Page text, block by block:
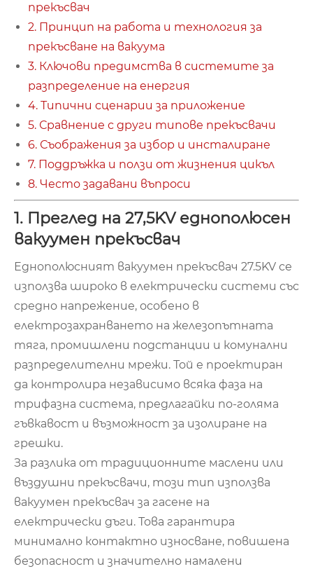
прекъсвач
2. Принцип на работа и технология за
прекъсване на вакуума
3. Ключови предимства в системите за
разпределение на енергия
4. Типични сценарии за приложение
5. Сравнение с други типове прекъсвачи
6. Съображения за избор и инсталиране
7. Поддръжка и ползи от жизнения цикъл
8. Често задавани въпроси
1. Преглед на 27,5KV еднополюсен
вакуумен прекъсвач
Еднополюсният вакуумен прекъсвач 27.5KV се
използва широко в електрически системи със
средно напрежение, особено в
електрозахранването на железопътната
тяга, промишлени подстанции и комунални
разпределителни мрежи. Той е проектиран
да контролира независимо всяка фаза на
трифазна система, предлагайки по-голяма
гъвкавост и възможност за изолиране на
грешки.
За разлика от традиционните маслени или
въздушни прекъсвачи, този тип използва
вакуумен прекъсвач за гасене на
електрически дъги. Това гарантира
минимално контактно износване, повишена
безопасност и значително намалени